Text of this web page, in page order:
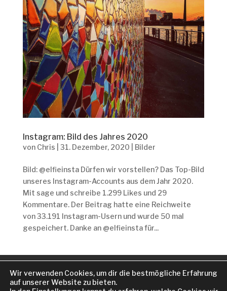
Instagram: Bild des Jahres 2020
von Chris 31. Dezember, 2020 Bilder
Bild: @elfieinsta Dürfen wir vorstellen? Das Top-Bild
unseres Instagram-Accounts aus dem Jahr 2020.
Mit sage und schreibe 1.299 Likes und 29
Kommentare. Der Beitrag hatte eine Reichweite
von 33.191 Instagram-Usern und wurde 50 mal
gespeichert. Danke an @elfieinsta für...
KOOPERATION
DATENSCHUTZERKLÄRUNG
Wir verwenden Cookies, um dir die bestmögliche Erfahrung
auf unserer Website zu bieten.